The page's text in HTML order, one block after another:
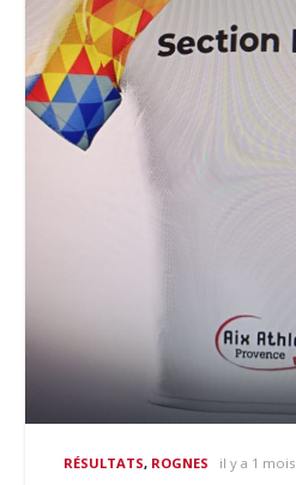
RÉSULTATS, ROGNES il y a 1 mois